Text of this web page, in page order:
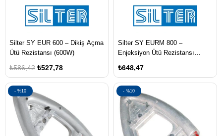
Silter SY EUR 600 – Dikiş Açma
Ütü Rezistansı (600W)
₺527,78
₺586,42
Silter SY EURM 800 –
Enjeksiyon Ütü Rezistansı
İçin)
₺648,47
%10 %10